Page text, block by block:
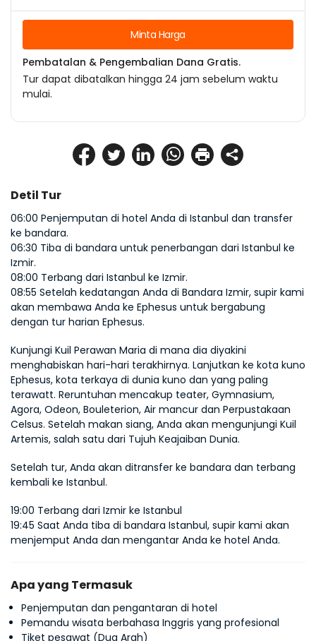
Detil Tur
06:00 Penjemputan di hotel Anda di Istanbul dan transfer
ke bandara.
06:30 Tiba di bandara untuk penerbangan dari Istanbul ke
Izmir.
08:00 Terbang dari Istanbul ke Izmir.
08:55 Setelah kedatangan Anda di Bandara Izmir, supir kami
akan membawa Anda ke Ephesus untuk bergabung
dengan tur harian Ephesus.
Kunjungi Kuil Perawan Maria di mana dia diyakini
menghabiskan hari-hari terakhirnya. Lanjutkan ke kota kuno
Ephesus, kota terkaya di dunia kuno dan yang paling
terawatt. Reruntuhan mencakup teater, Gymnasium,
Agora, Odeon, Bouleterion, Air mancur dan Perpustakaan
Celsus. Setelah makan siang, Anda akan mengunjungi Kuil
Artemis, salah satu dari Tujuh Keajaiban Dunia.
Setelah tur, Anda akan ditransfer ke bandara dan terbang
kembali ke Istanbul.
19:00 Terbang dari Izmir ke Istanbul
19:45 Saat Anda tiba di bandara Istanbul, supir kami akan
menjemput Anda dan mengantar Anda ke hotel Anda.
Apa yang Termasuk
Penjemputan dan pengantaran di hotel
Pemandu wisata berbahasa Inggris yang profesional
Tiket pesawat (Dua Arah)
Minta Harga
Pembatalan & Pengembalian Dana Gratis.
Tur dapat dibatalkan hingga 24 jam sebelum waktu
mulai.